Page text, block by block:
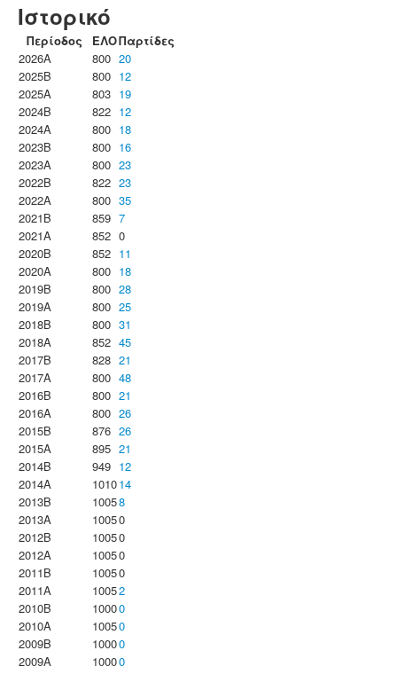
Ιστορικό
Περίοδος ΕΛΟΠαρτίδες
2026A
800 20
2025B
800 12
2025A
803 19
2024B
822 12
2024A
800 18
2023B
800 16
2023Α
800 23
2022B
822 23
2022A
800 35
2021B
859 7
2021A
852 0
2020B
852 11
2020A
800 18
2019B
800 28
2019A
800 25
2018B
800 31
2018A
852 45
2017B
828 21
2017A
800 48
2016B
800 21
2016A
800 26
2015B
876 26
2015A
895 21
2014B
949 12
2014A
101014
2013B
10058
2013A
10050
2012B
10050
2012A
10050
2011B
10050
2011A
10052
2010B
10000
2010A
10050
2009B
10000
2009A
10000